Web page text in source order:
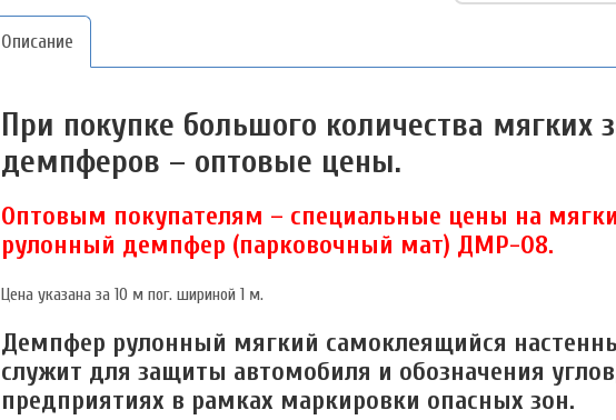
Описание
При покупке большого количества мягких
демпферов – оптовые цены.
Оптовым покупателям – специальные цены на
рулонный демпфер (парковочный мат) ДМР-08.
Цена указана за 10 м пог. шириной 1 м.
Демпфер рулонный мягкий самоклеящийся
служит для защиты автомобиля и обозначения
предприятиях в рамках маркировки опасных зон.